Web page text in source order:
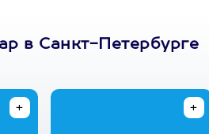
в Санкт-Петербурге